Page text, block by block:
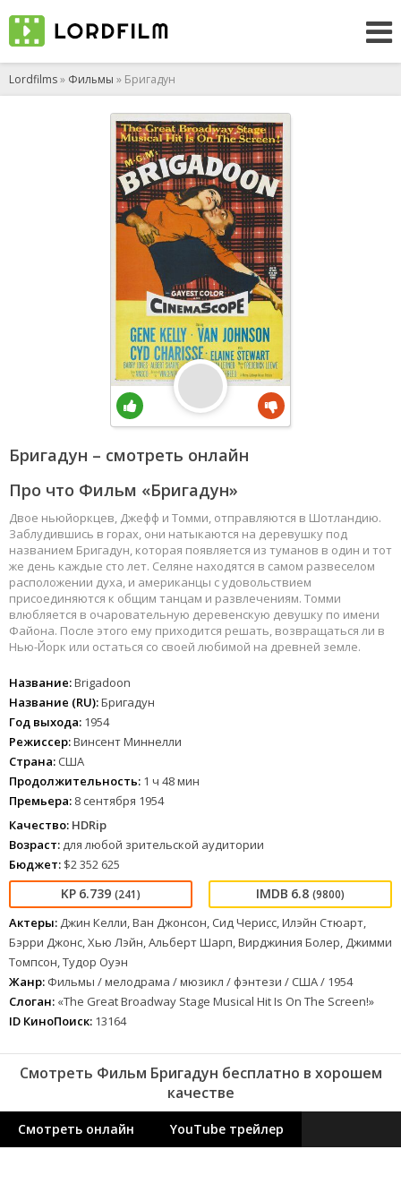
Lordfilms» Фильмы » Бригадун
Бригадун – смотреть онлайн
Про что Фильм «Бригадун»
Двое ньюйоркцев, Джефф и Томми, отправляются в Шотландию.
Заблудившись в горах, они натыкаются на деревушку под
названием Бригадун, которая появляется из туманов в один и тот
же день каждые сто лет. Селяне находятся в самом развеселом
расположении духа, и американцы с удовольствием
присоединяются к общим танцам и развлечениям. Томми
влюбляется в очаровательную деревенскую девушку по имени
Файона. После этого ему приходится решать, возвращаться ли в
Нью-Йорк или остаться со своей любимой на древней земле.
Название:Brigadoon
Название (RU):Бригадун
Год выхода: 1954
Режиссер:Винсент Миннелли
Страна: США
Продолжительность: 1 ч 48 мин
Премьера: 8 сентября 1954
Качество: HDRip
Возраст: для любой зрительской аудитории
Бюджет: $2 352 625
6.739 (241) 6.8 (9800)
Актеры: Джин Келли, Ван Джонсон, Сид Черисс, Илэйн Стюарт,
Бэрри Джонс, Хью Лэйн, Альберт Шарп, Вирджиния Болер, Джимми
Томпсон, Тудор Оуэн
Жанр: Фильмы / мелодрама / мюзикл / фэнтези / США / 1954
Слоган: «The Great Broadway Stage Musical Hit Is On The Screen!»
ID КиноПоиск: 13164
Смотреть Фильм Бригадун бесплатно в хорошем
качестве
Смотреть онлайн YouTube трейлер